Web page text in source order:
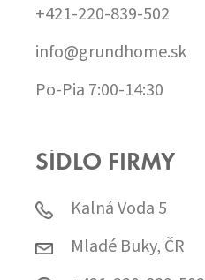
+421-220-839-502
info@grundhome.sk
Po-Pia 7:00-14:30
SÍDLO FIRMY
Kalná Voda 5
Mladé Buky, ČR